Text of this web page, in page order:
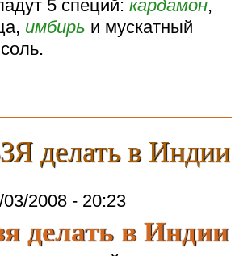
5 специй:кардамон,
имбирь и мускатный
делать в Индии
2008 - 20:23
делать в Индии